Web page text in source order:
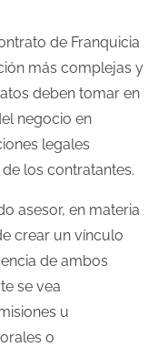
de Franquicia
más complejas y
deben tomar en
negocio en
legales
los contratantes.
asesor, en materia
crear un vínculo
de ambos
se vea
u
o